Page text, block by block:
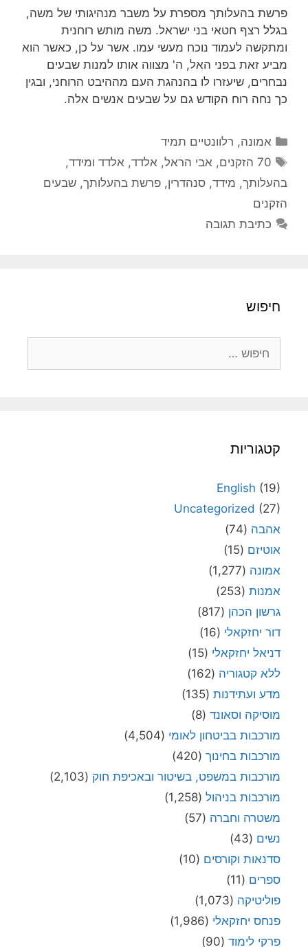
פרשת בהעלותך מספרת על משבר מנהיגותי של משה,
בגלל רצף חטאי בני ישראל. משה מותש רוחנית
ומתקשה לעמוד נוכח מעשי עמו. אשר על כן, כאשר הוא
מביע זאת בפני האל, ה' מצווה אותו למנות שבעים
נבחרים, שיעזרו לו בהנהגת העם מההיבט הרוחני, ובגין
כך נחה רוח הקודש גם על שבעים אנשים אלה.
קטגוריות
אמונה, רלוונטיים תמיד
תגיות
70 הזקנים , אבי הראל, אלדד, אלדד ומידד,
בהעלותך, מידד, סנהדרין, פרשת בהעלותך, שבעים
הזקנים
כתיבת תגובה
חיפוש
קטגוריות
English (19)
Uncategorized (27)
אהבה (74)
אוטיזם (15)
אמונה (1,277)
אמנות (253)
גרשון הכהן (817)
דור יחזקאלי (16)
דניאל יחזקאלי (15)
ללא קטגוריה (162)
מדע ועתידנות (135)
מוסיקה וסאונד (8)
מורכבות בביטחון לאומי (4,504)
מורכבות בחינוך (420)
מורכבות במשפט, בשיטור ובאכיפת חוק (2,103)
מורכבות בניהול (1,258)
משטרה וחברה (57)
נשים (43)
סדנאות וקורסים (10)
ספרים (11)
פוליטיקה (1,073)
פנחס יחזקאלי (1,986)
פרקי לימוד (90)